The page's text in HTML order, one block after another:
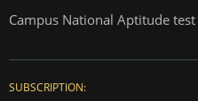
Campus National Aptitude test
SUBSCRIPTION: